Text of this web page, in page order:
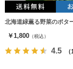
北海道緑薫る野菜のポタ
￥1,800 （税込）
4.5